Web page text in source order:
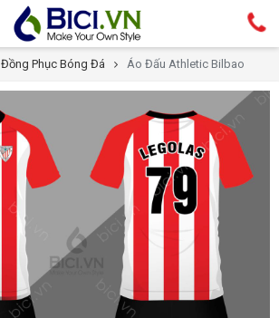
Đồng Phục Bóng Đá Áo Đấu Athletic Bilbao